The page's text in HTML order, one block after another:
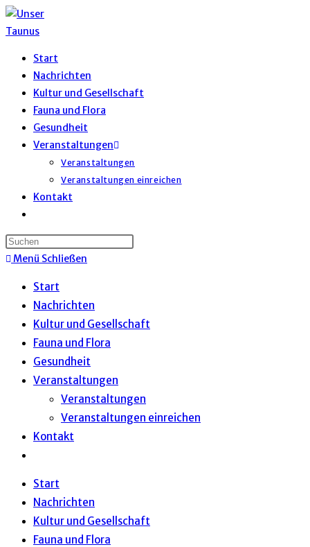
Start
Nachrichten
Kultur und Gesellschaft
Fauna und Flora
Gesundheit
Veranstaltungen
Veranstaltungen
Veranstaltungen einreichen
Kontakt
Menü Schließen
Start
Nachrichten
Kultur und Gesellschaft
Fauna und Flora
Gesundheit
Veranstaltungen
Veranstaltungen
Veranstaltungen einreichen
Kontakt
Start
Nachrichten
Kultur und Gesellschaft
Fauna und Flora